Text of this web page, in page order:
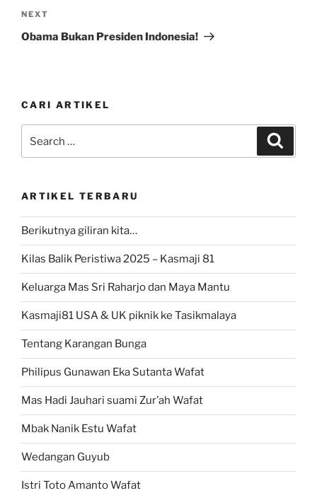
Next
Post
NEXT
Obama Bukan Presiden Indonesia!
CARI ARTIKEL
for:
ARTIKEL TERBARU
Berikutnya giliran kita…
Kilas Balik Peristiwa 2025 – Kasmaji 81
Keluarga Mas Sri Raharjo dan Maya Mantu
Kasmaji81 USA & UK piknik ke Tasikmalaya
Tentang Karangan Bunga
Philipus Gunawan Eka Sutanta Wafat
Mas Hadi Jauhari suami Zur’ah Wafat
Mbak Nanik Estu Wafat
Wedangan Guyub
Istri Toto Amanto Wafat